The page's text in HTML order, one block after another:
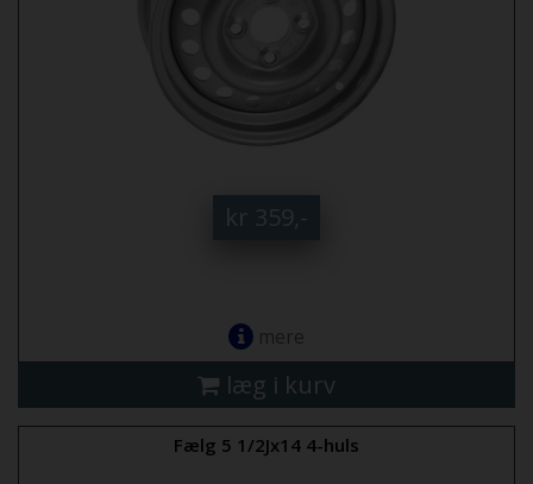
kr 359,-
mere
læg i kurv
Fælg 5 1/2Jx14 4-huls